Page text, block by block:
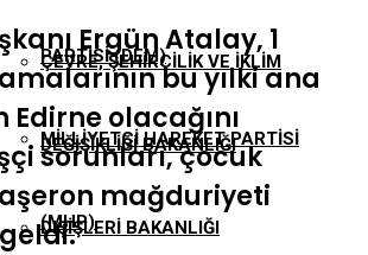
PARTISI (DEM)
MILLIYETÇI HAREKET PARTISI
(MHP)
ÇEVRE, ŞEHIRCILIK VE İKLIM
DEĞIŞIKLIĞI BAKANLIĞI
DIŞIŞLERI BAKANLIĞI
Ergün Atalay, 1
bu yılki ana
Edirne olacağını
sorunları, çocuk
mağduriyeti